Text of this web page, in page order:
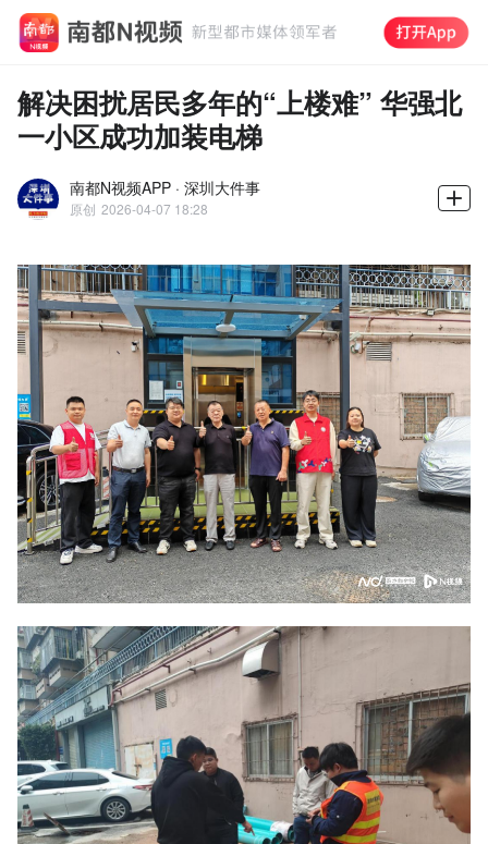
解决困扰居民多年的“上楼难” 华强北
一小区成功加装电梯
南都N视频APP · 深圳大件事
原创 2026-04-07 18:28